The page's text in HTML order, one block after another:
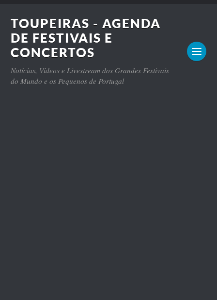
TOUPEIRAS - AGENDA
DE FESTIVAIS E
CONCERTOS
Notícias, Vídeos e Livestream dos Grandes Festivais
do Mundo e os Pequenos de Portugal